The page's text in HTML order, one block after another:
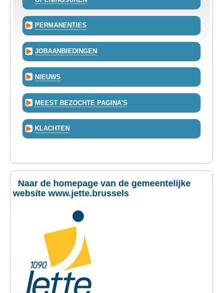
PERMANENTIES
JOBAANBIEDINGEN
NIEUWS
MEEST BEZOCHTE PAGINA'S
KLACHTEN
Naar de homepage van de gemeentelijke
website www.jette.brussels